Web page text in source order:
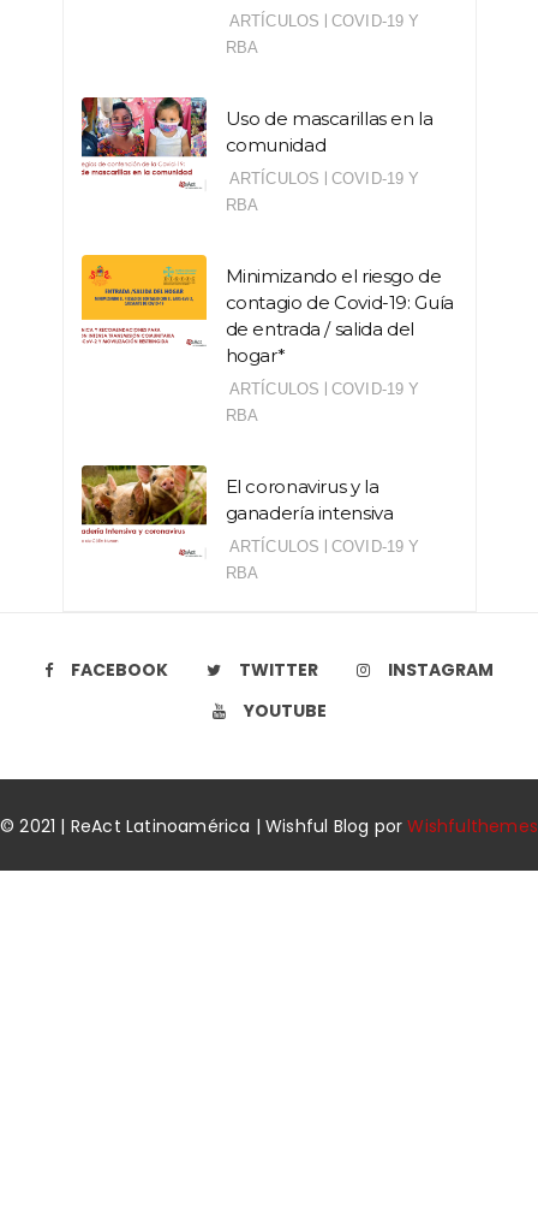
ARTÍCULOS | COVID-19 Y
RBA
Uso de mascarillas en la
comunidad
ARTÍCULOS | COVID-19 Y
RBA
Minimizando el riesgo de
contagio de Covid-19: Guía
de entrada / salida del
hogar*
ARTÍCULOS | COVID-19 Y
RBA
El coronavirus y la
ganadería intensiva
ARTÍCULOS | COVID-19 Y
RBA
FACEBOOK TWITTER
INSTAGRAM
YOUTUBE
© 2021 | ReAct Latinoamérica | Wishful Blog porWishfulthemes